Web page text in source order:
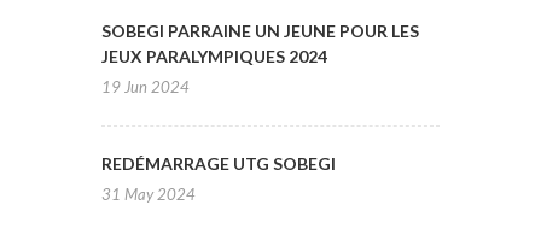
SOBEGI PARRAINE UN JEUNE POUR LES
JEUX PARALYMPIQUES 2024
19 Jun 2024
REDÉMARRAGE UTG SOBEGI
31 May 2024